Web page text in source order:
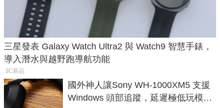
三星發表 Galaxy Watch Ultra2 與 Watch9 智慧手錶，
導入潛水與越野跑導航功能
3C新品
國外神人讓Sony WH-1000XM5 支援
Windows 頭部追蹤，延遲極低玩模擬